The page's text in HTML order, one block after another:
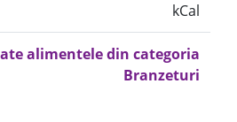
kCal
alimentele din categoria
Branzeturi